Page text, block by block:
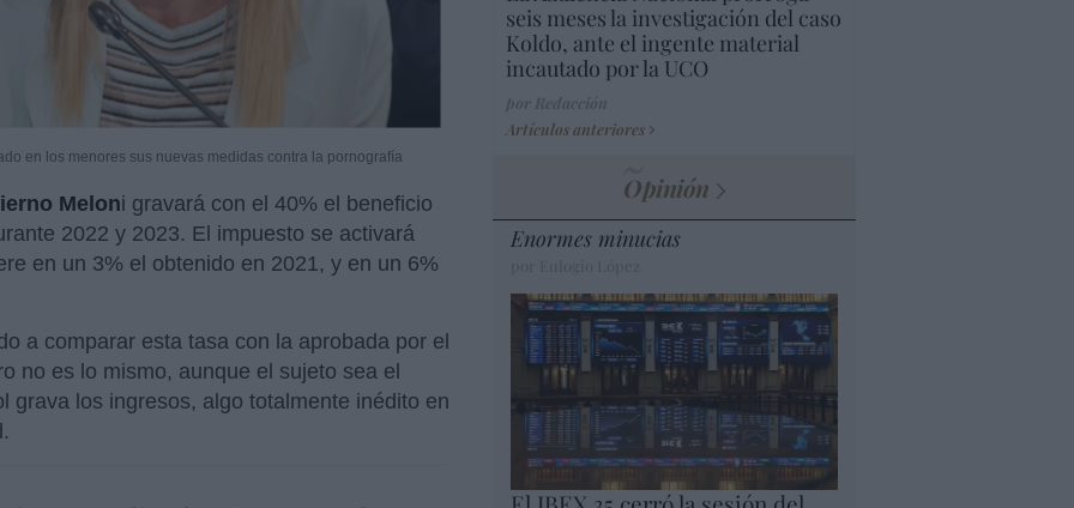
en los menores sus nuevas medidas contra la pornografía
Meloni gravará con el 40% el beneficio
2022 y 2023. El impuesto se activará
en un 3% el obtenido en 2021, y en un 6%
a comparar esta tasa con la aprobada por el
no es lo mismo, aunque el sujeto sea el
grava los ingresos, algo totalmente inédito en
seis meses la investigación del caso
Koldo, ante el ingente material
incautado por la UCO
Artículos anteriores
Opinión
Enormes minucias